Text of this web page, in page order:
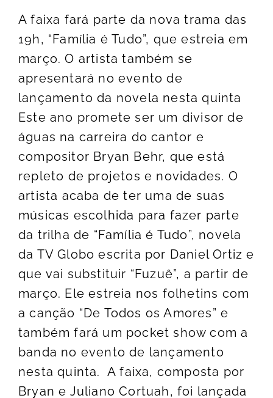
A faixa fará parte da nova trama das
19h, “Família é Tudo”, que estreia em
março. O artista também se
apresentará no evento de
lançamento da novela nesta quinta
Este ano promete ser um divisor de
águas na carreira do cantor e
compositor Bryan Behr, que está
repleto de projetos e novidades. O
artista acaba de ter uma de suas
músicas escolhida para fazer parte
da trilha de “Família é Tudo”, novela
da TV Globo escrita por Daniel Ortiz e
que vai substituir “Fuzuê”, a partir de
março. Ele estreia nos folhetins com
a canção “De Todos os Amores” e
também fará um pocket show com a
banda no evento de lançamento
nesta quinta. A faixa, composta por
Bryan e Juliano Cortuah, foi lançada